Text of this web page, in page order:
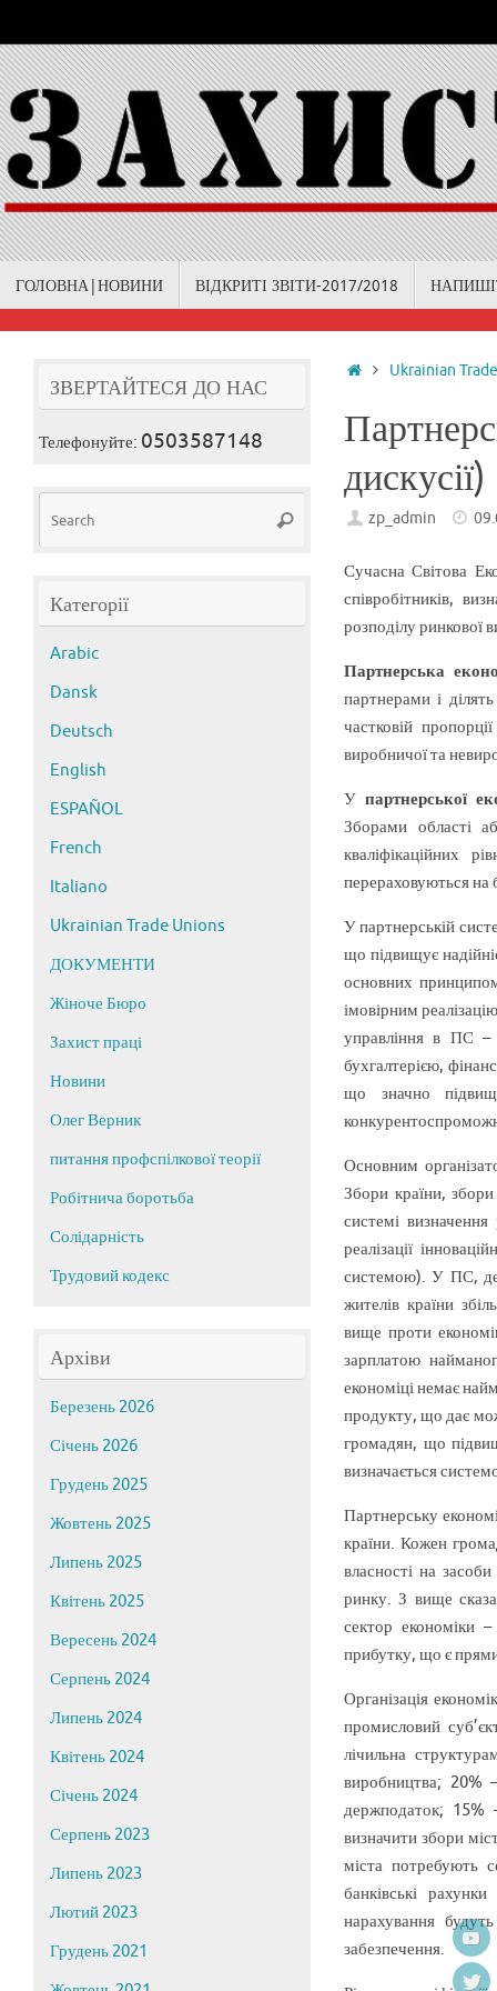
to
content
ГОЛОВНА|НОВИНИ ВІДКРИТІ ЗВІТИ-2017/2018
HomeUkrainian
дискусії)
zp_admin
Сучасна Світова
співробітників,
розподілу ринкової
Партнерська
партнерами і
частковій
виробничої та
У партнерської
Зборами області
кваліфікаційних
перераховуються на
У партнерській
що підвищує
основних
імовірним
управління в ПС –
бухгалтерією,
що значно
Основним
Збори країни, збори
системі визначення
реалізації
системою). У ПС, де
жителів країни
вище проти
зарплатою
економіці немає
продукту, що дає
громадян, що
визначається
Партнерську
країни. Кожен
власності на
ринку. З вище
сектор економіки
прибутку, що є
Організація
промисловий
лічильна
виробництва; 20%
держподаток; 15%
визначити збори
міста потребують
банківські
нарахування
забезпечення.
ЗВЕРТАЙТЕСЯ ДО НАС
Телефонуйте: 0503587148
Search
Search
Категорії
Arabic
Dansk
Deutsch
English
ESPAÑOL
French
Italiano
Ukrainian Trade Unions
ДОКУМЕНТИ
Жіноче Бюро
Захист праці
Новини
Олег Верник
питання профспілкової теорії
Робітнича боротьба
Солідарність
Трудовий кодекс
Архіви
Березень 2026
Січень 2026
Грудень 2025
Жовтень 2025
Липень 2025
Квітень 2025
Вересень 2024
Серпень 2024
Липень 2024
Квітень 2024
Січень 2024
Серпень 2023
Липень 2023
Лютий 2023
Грудень 2021